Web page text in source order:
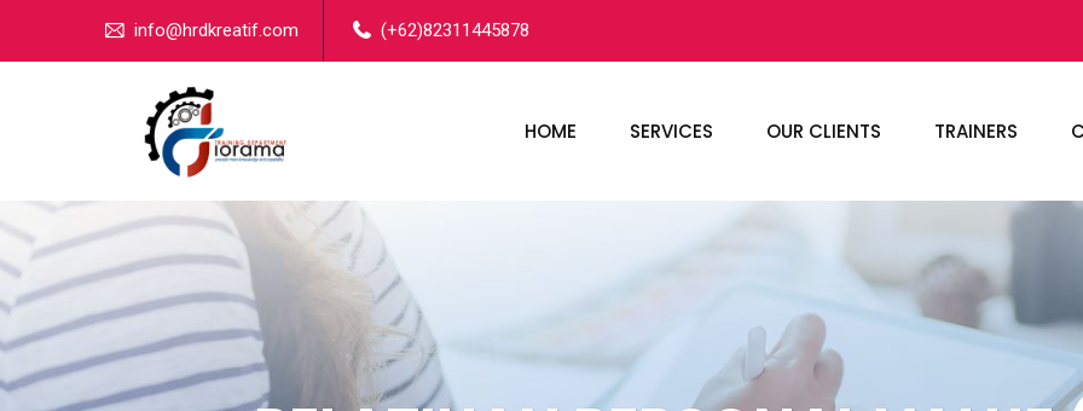
info@hrdkreatif.com (+62)82311445878
HOME SERVICES OUR CLIENTS TRAINERS